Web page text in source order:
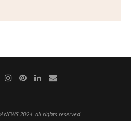
2024. All rights reserved